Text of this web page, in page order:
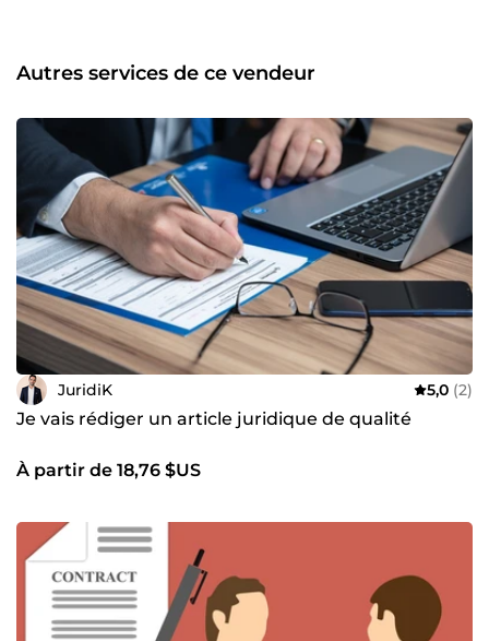
Autres services de ce vendeur
JuridiK 5,0 (2)
Je vais rédiger un article juridique de qualité
À partir de 18,76 $US